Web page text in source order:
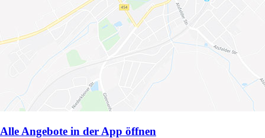
Alle Angebote in der App öffnen